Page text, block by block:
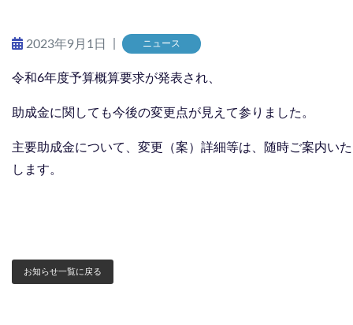
2023年9月1日 ニュース
令和6年度予算概算要求が発表され、
助成金に関しても今後の変更点が見えて参りました。
主要助成金について、変更（案）詳細等は、随時ご案内いた
します。
お知らせ一覧に戻る